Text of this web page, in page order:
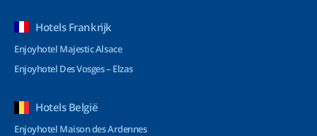
Hotels Frankrijk
Enjoyhotel Majestic Alsace
Enjoyhotel Des Vosges – Elzas
Hotels België
Enjoyhotel Maison des Ardennes